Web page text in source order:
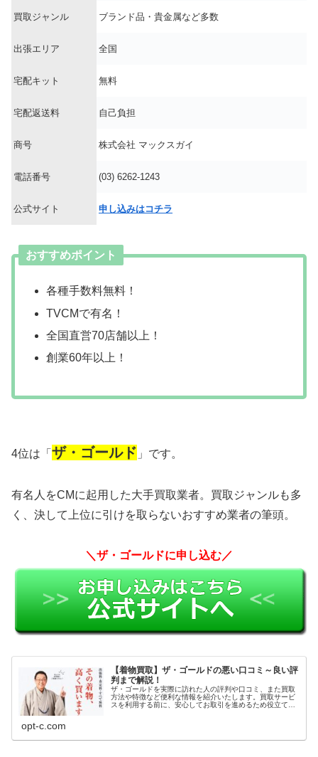
買取ジャンル ブランド品・貴金属など多数
出張エリア 全国
宅配キット 無料
宅配返送料 自己負担
商号 株式会社 マックスガイ
電話番号 (03) 6262-1243
公式サイト 申し込みはコチラ
おすすめポイント
各種手数料無料！
TVCMで有名！
全国直営70店舗以上！
創業60年以上！
4位は「 ザ・ゴールド 」です。
有名人をCMに起用した大手買取業者。買取ジャンルも多
く、決して上位に引けを取らないおすすめ業者の筆頭。
＼ザ・ゴールドに申し込む／
【着物買取】ザ・ゴールドの悪い口コミ～良い評
判まで解説！
ザ・ゴールドを実際に訪れた人の評判や口コミ、また買取
方法や特徴など便利な情報を紹介いたします。買取サービ
スを利用する前に、安心してお取引を進めるため役立てて
opt-c.com